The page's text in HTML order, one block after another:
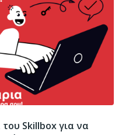
Skillbox για να